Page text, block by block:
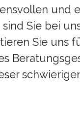
und
Sie bei
Sie uns